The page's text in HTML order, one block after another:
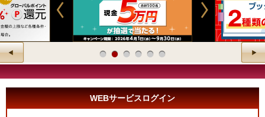
WEBサービスログイン